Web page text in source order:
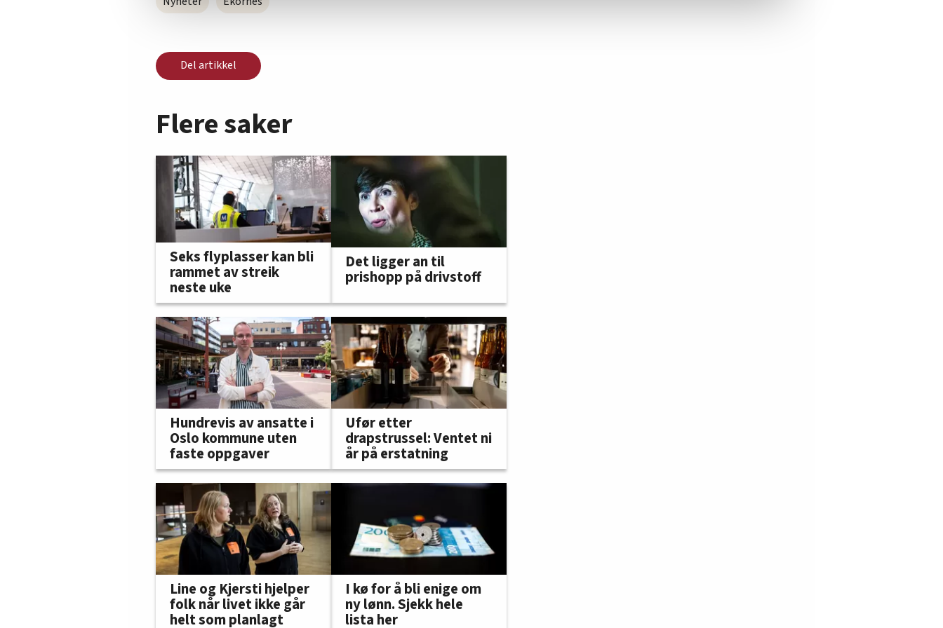
Del artikkel
Flere saker
Seks flyplasser kan bli
rammet av streik
neste uke
Det ligger an til
prishopp på drivstoff
Hundrevis av ansatte i
Oslo kommune uten
faste oppgaver
Ufør etter
drapstrussel: Ventet ni
år på erstatning
Line og Kjersti hjelper
folk når livet ikke går
helt som planlagt
I kø for å bli enige om
ny lønn. Sjekk hele
lista her